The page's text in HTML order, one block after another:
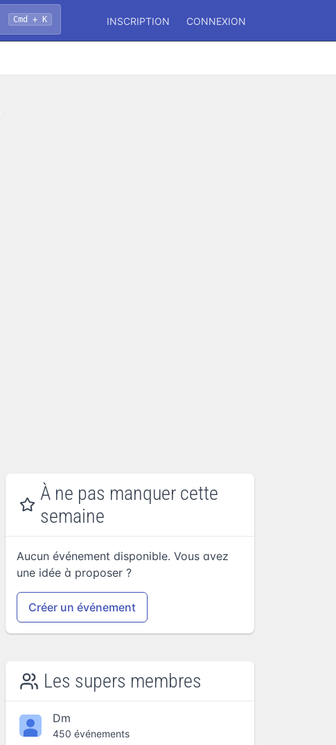
Cmd + K INSCRIPTION CONNEXION
À ne pas manquer cette
semaine
Aucun événement disponible. Vous avez
une idée à proposer ?
Créer un événement
Les supers membres
Dm
450 événements